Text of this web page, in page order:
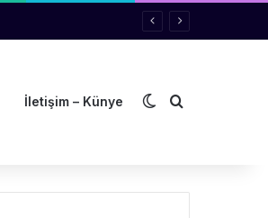
İletişim – Künye Dış görünümü
Arama yap